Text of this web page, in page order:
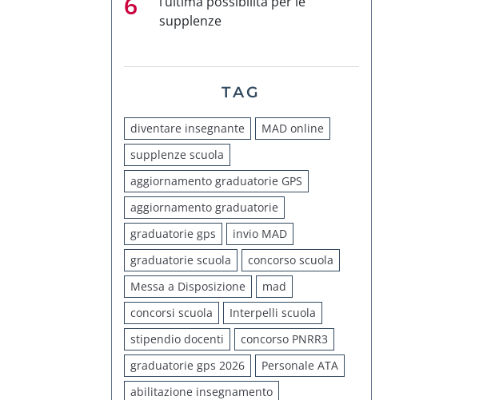
supplenze
TAG
diventare insegnante
MAD online
supplenze scuola
aggiornamento graduatorie GPS
aggiornamento graduatorie
graduatorie gps
invio MAD
graduatorie scuola
concorso scuola
Messa a Disposizione
mad
concorsi scuola
Interpelli scuola
stipendio docenti
concorso PNRR3
graduatorie gps 2026
Personale ATA
abilitazione insegnamento